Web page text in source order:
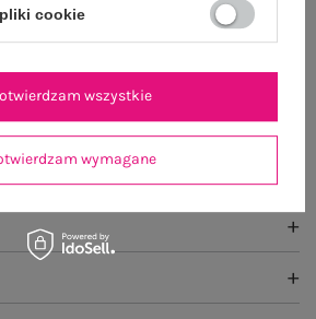
brakuje 200,00 zł
cookie
wymagane
wszystkie